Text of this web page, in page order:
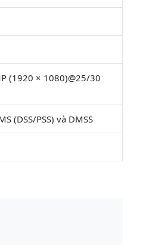
(1920 × 1080)@25/30
(DSS/PSS) và DMSS